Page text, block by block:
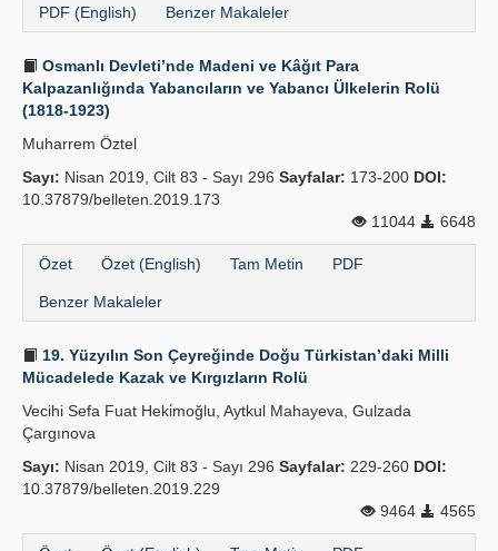
PDF (English) Benzer Makaleler
Osmanlı Devleti’nde Madeni ve Kâğıt Para
Kalpazanlığında Yabancıların ve Yabancı Ülkelerin Rolü
(1818-1923)
Muharrem Öztel
Sayı: Nisan 2019, Cilt 83 - Sayı 296 Sayfalar: 173-200 DOI:
10.37879/belleten.2019.173
11044
6648
Özet Özet (English) Tam Metin PDF
Benzer Makaleler
19. Yüzyılın Son Çeyreğinde Doğu Türkistan’daki Milli
Mücadelede Kazak ve Kırgızların Rolü
Vecihi Sefa Fuat Heki̇moğlu, Aytkul Mahayeva, Gulzada
Çargınova
Sayı: Nisan 2019, Cilt 83 - Sayı 296 Sayfalar: 229-260 DOI:
10.37879/belleten.2019.229
9464
4565